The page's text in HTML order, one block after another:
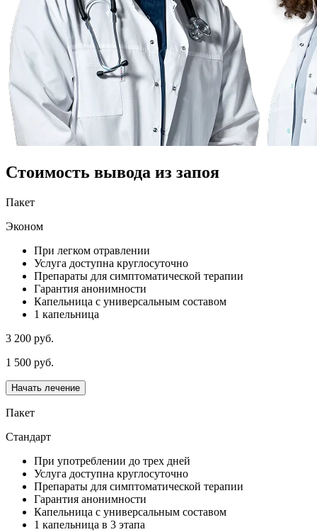
Стоимость вывода из запоя
Пакет
Эконом
При легком отравлении
Услуга доступна круглосуточно
Препараты для симптоматической терапии
Гарантия анонимности
Капельница с универсальным составом
1 капельница
3 200 руб.
1 500 руб.
Начать лечение
Пакет
Стандарт
При употреблении до трех дней
Услуга доступна круглосуточно
Препараты для симптоматической терапии
Гарантия анонимности
Капельница с универсальным составом
1 капельница в 3 этапа